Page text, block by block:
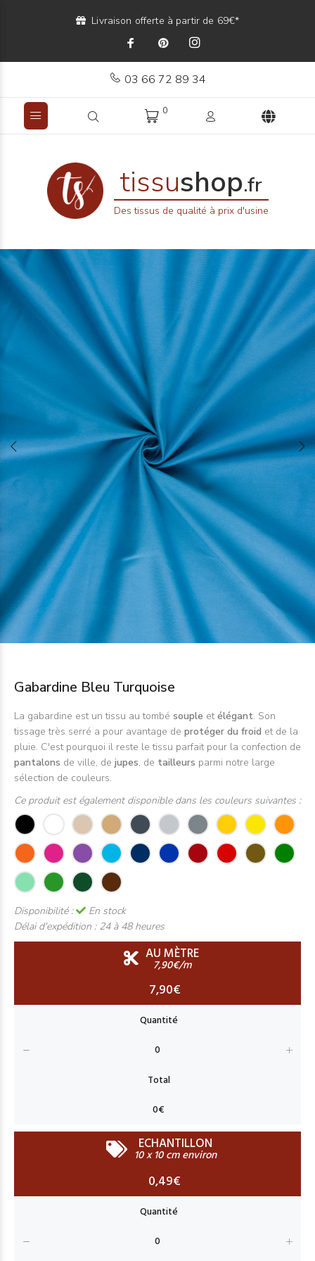
Livraison offerte à partir de 69€*
03 66 72 89 34
0
tissushop.fr
Des tissus de qualité à prix d'usine
Gabardine Bleu Turquoise
La gabardine est un tissu au tombé souple etélégant. Son
tissage très serré a pour avantage de protéger du froid et de la
pluie. C'est pourquoi il reste le tissu parfait pour la confection de
pantalons de ville, de jupes, de tailleurs parmi notre large
sélection de couleurs.
Ce produit est également disponible dans les couleurs suivantes :
Disponibilité :
En stock
Délai d'expédition : 24 à 48 heures
AU MÈTRE
7,90€/m
7,90€
ECHANTILLON
10 x 10 cm environ
0,49€